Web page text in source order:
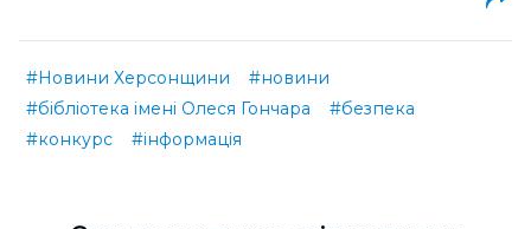
#Новини Херсонщини
#новини
#бібліотека імені Олеся Гончара
#безпека
#конкурс
#інформація